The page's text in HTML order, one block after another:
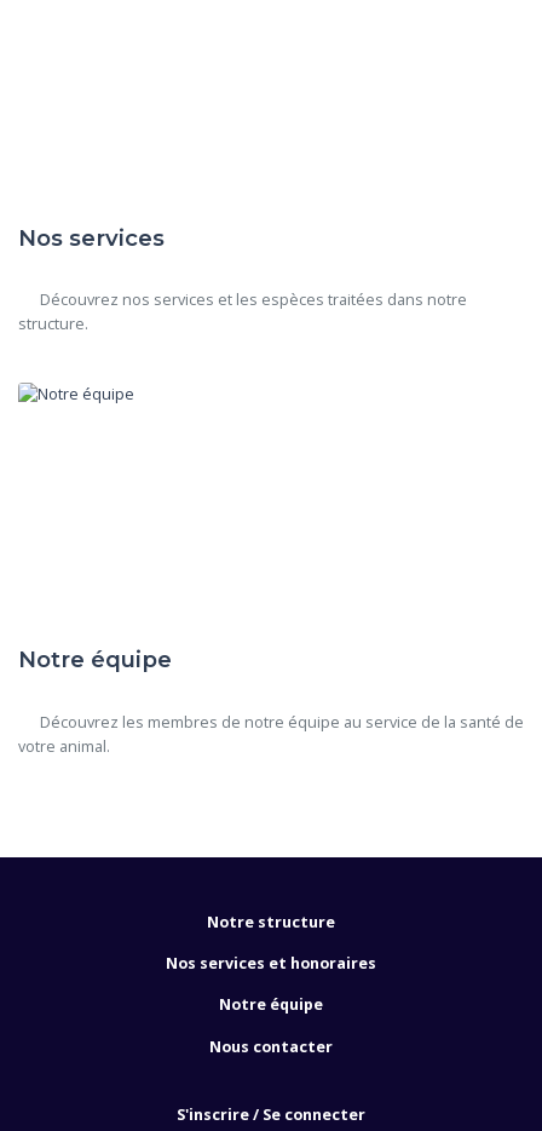
Nos services
structure.
Notre équipe
votre animal.
Notre structure
Nos services et honoraires
Notre équipe
Nous contacter
S'inscrire / Se connecter